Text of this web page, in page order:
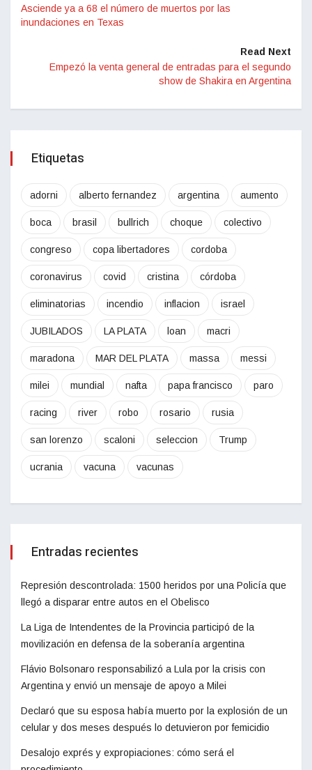
Asciende ya a 68 el número de muertos por las
inundaciones en Texas
Read Next
Empezó la venta general de entradas para el segundo
show de Shakira en Argentina
Etiquetas
adorni alberto fernandez argentina aumento
boca brasil bullrich choque colectivo
congreso copa libertadores cordoba
coronavirus covid cristina córdoba
eliminatorias incendio inflacion israel
JUBILADOS LA PLATA loan macri
maradona MAR DEL PLATA massa messi
milei mundial nafta papa francisco paro
racing river robo rosario rusia
san lorenzo scaloni seleccion Trump
ucrania vacuna vacunas
Entradas recientes
Represión descontrolada: 1500 heridos por una Policía que
llegó a disparar entre autos en el Obelisco
La Liga de Intendentes de la Provincia participó de la
movilización en defensa de la soberanía argentina
Flávio Bolsonaro responsabilizó a Lula por la crisis con
Argentina y envió un mensaje de apoyo a Milei
Declaró que su esposa había muerto por la explosión de un
celular y dos meses después lo detuvieron por femicidio
Desalojo exprés y expropiaciones: cómo será el